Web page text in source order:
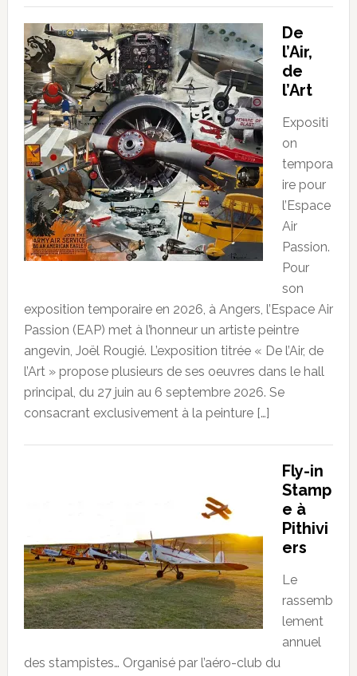
De
l’Air,
de
l’Art
Expositi
on
tempora
ire pour
l’Espace
Air
Passion.
Pour
son
exposition temporaire en 2026, à Angers, l’Espace Air
Passion (EAP) met à l’honneur un artiste peintre
angevin, Joël Rougié. L’exposition titrée « De l’Air, de
l’Art » propose plusieurs de ses oeuvres dans le hall
principal, du 27 juin au 6 septembre 2026. Se
consacrant exclusivement à la peinture […]
Fly-in
Stamp
e à
Pithivi
ers
Le
rassemb
lement
annuel
des stampistes… Organisé par l’aéro-club du